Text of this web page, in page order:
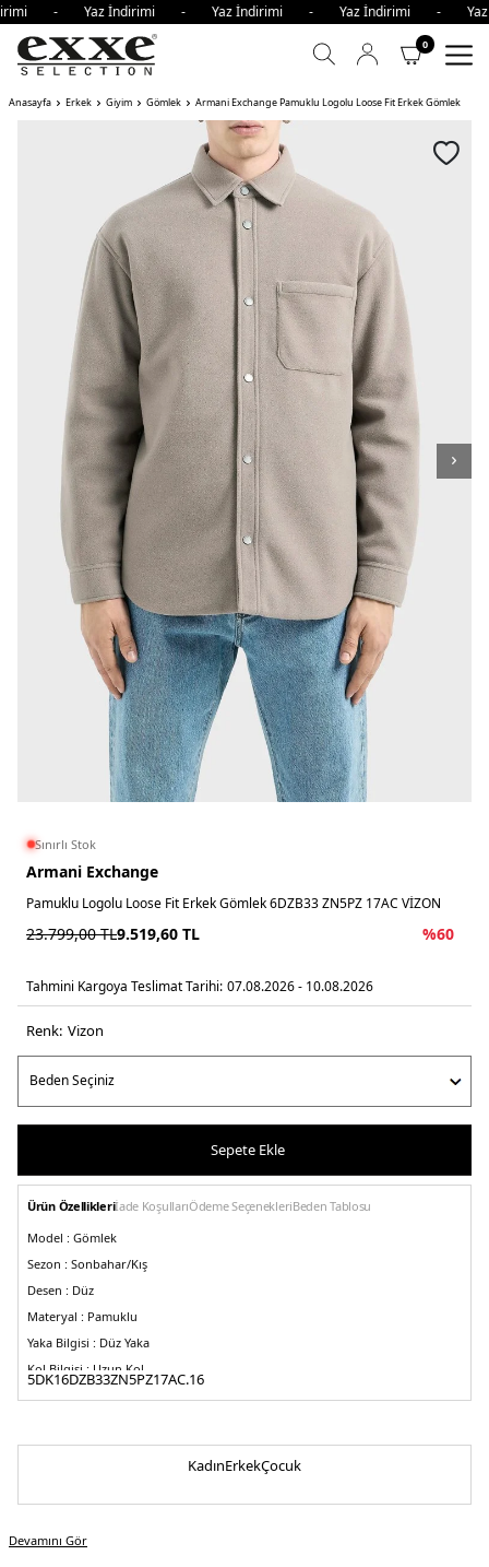
- Yaz İndirimi - Yaz İndirimi - Yaz İndirimi -
0
Anasayfa Erkek Giyim Gömlek Armani Exchange Pamuklu Logolu Loose Fit Erkek Gömlek
Sınırlı Stok
Armani Exchange
Pamuklu Logolu Loose Fit Erkek Gömlek 6DZB33 ZN5PZ 17AC VİZON
23.799,00TL9.519,60 TL %60
Tahmini Kargoya Teslimat Tarihi: 07.08.2026 - 10.08.2026
Renk: vi̇zon
Sepete Ekle
Ürün Özellikleriİade KoşullarıÖdeme SeçenekleriBeden Tablosu
Model : Gömlek
Sezon : Sonbahar/Kış
Desen : Düz
Materyal : Pamuklu
Yaka Bilgisi : Düz Yaka
Kol Bilgisi : Uzun Kol
5DK16DZB33ZN5PZ17AC.16
KadınErkekÇocuk
Devamını Gör